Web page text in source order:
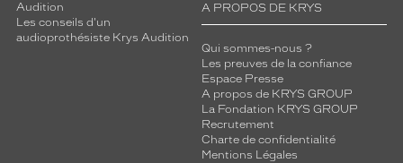
réglementation
Audition
Les conseils d'un
audioprothésiste Krys Audition
A PROPOS DE KRYS
Qui sommes-nous ?
Les preuves de la confiance
Espace Presse
A propos de KRYS GROUP
La Fondation KRYS GROUP
Recrutement
Charte de confidentialité
Mentions Légales